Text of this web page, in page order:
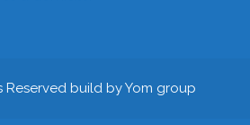
Reserved build by Yom group